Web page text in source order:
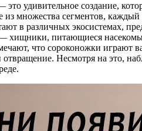
удивительное создание,
из множества сегментов,
в различных экосистемах,
питающиеся
что сороконожки играют
отвращение. Несмотря на это,